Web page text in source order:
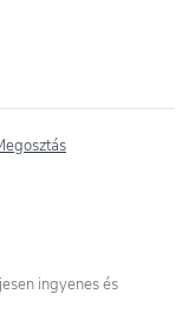
ingyenes és